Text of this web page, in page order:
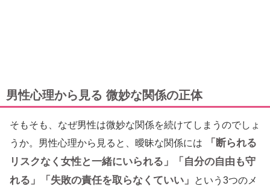
男性心理から見る 微妙な関係の正体
そもそも、なぜ男性は微妙な関係を続けてしまうのでしょ
うか。男性心理から見ると、曖昧な関係には
「断られる
リスクなく女性と一緒にいられる」「自分の自由も守
れる」「失敗の責任を取らなくていい」
という3つのメ